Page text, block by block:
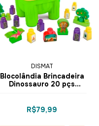
DISMAT
Blocolândia Brincadeira
Dinossauro 20 pçs
R$79,99